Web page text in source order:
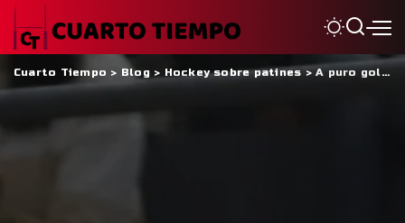
Cuarto Tiempo > Blog> Hockey sobre patines>A puro gol, los pibes clasificaron a semifinales